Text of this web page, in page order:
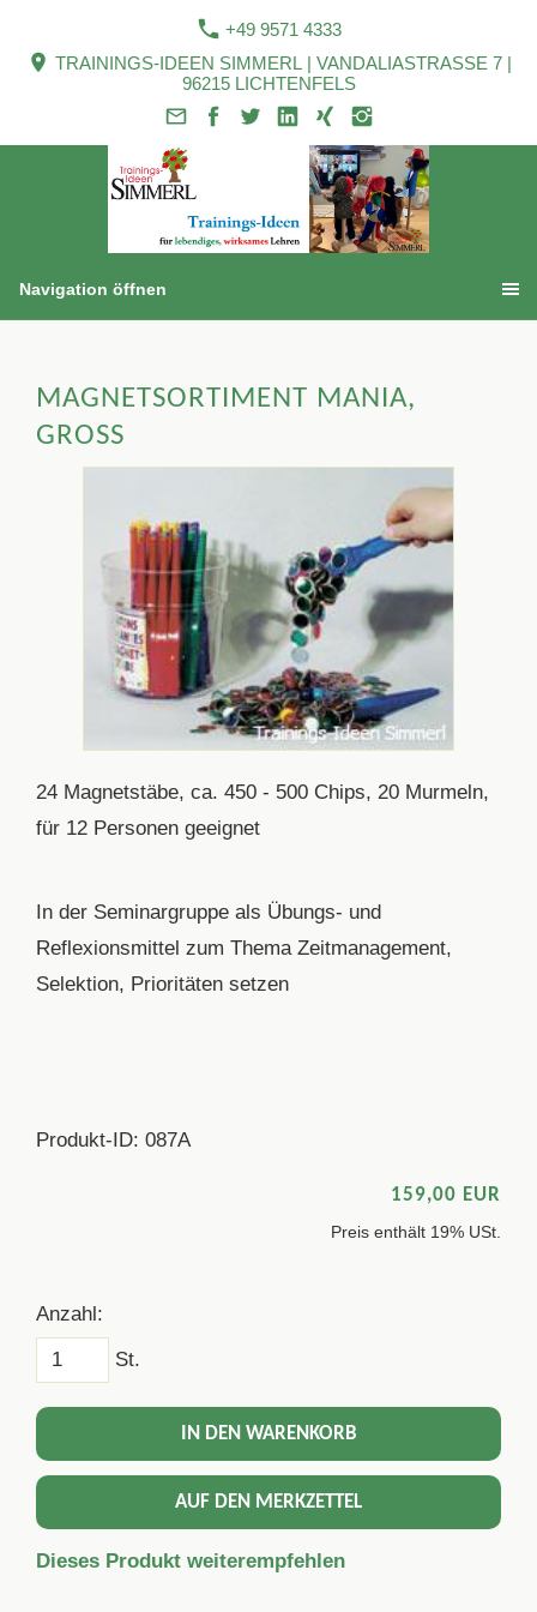
+49 9571 4333
TRAININGS-IDEEN SIMMERL | VANDALIASTRASSE 7 |
96215 LICHTENFELS
Navigation öffnen
MAGNETSORTIMENT MANIA,
GROSS
24 Magnetstäbe, ca. 450 - 500 Chips, 20 Murmeln,
für 12 Personen geeignet
In der Seminargruppe als Übungs- und
Reflexionsmittel zum Thema Zeitmanagement,
Selektion, Prioritäten setzen
Produkt-ID: 087A
159,00 EUR
Preis enthält 19% USt.
Anzahl:
St.
IN DEN WARENKORB
AUF DEN MERKZETTEL
Dieses Produkt weiterempfehlen